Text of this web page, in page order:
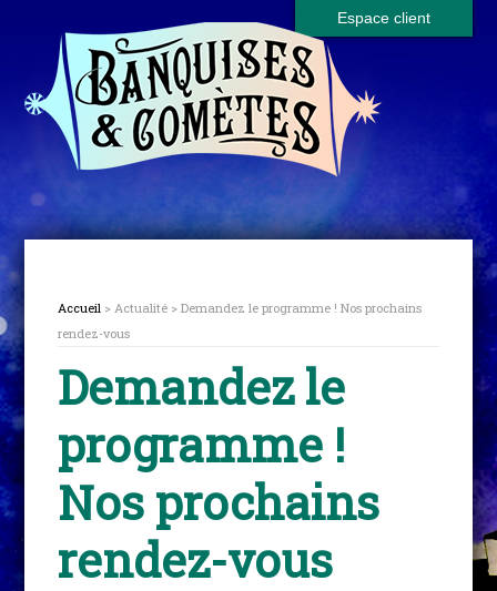
Espace client
Accueil > Actualité > Demandez le programme ! Nos prochains
rendez-vous
Demandez le
programme !
Nos prochains
rendez-vous